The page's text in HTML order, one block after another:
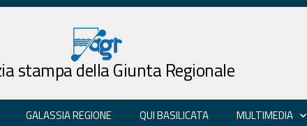
stampa della Giunta Regionale
GALASSIA REGIONE QUI BASILICATA MULTIMEDIA